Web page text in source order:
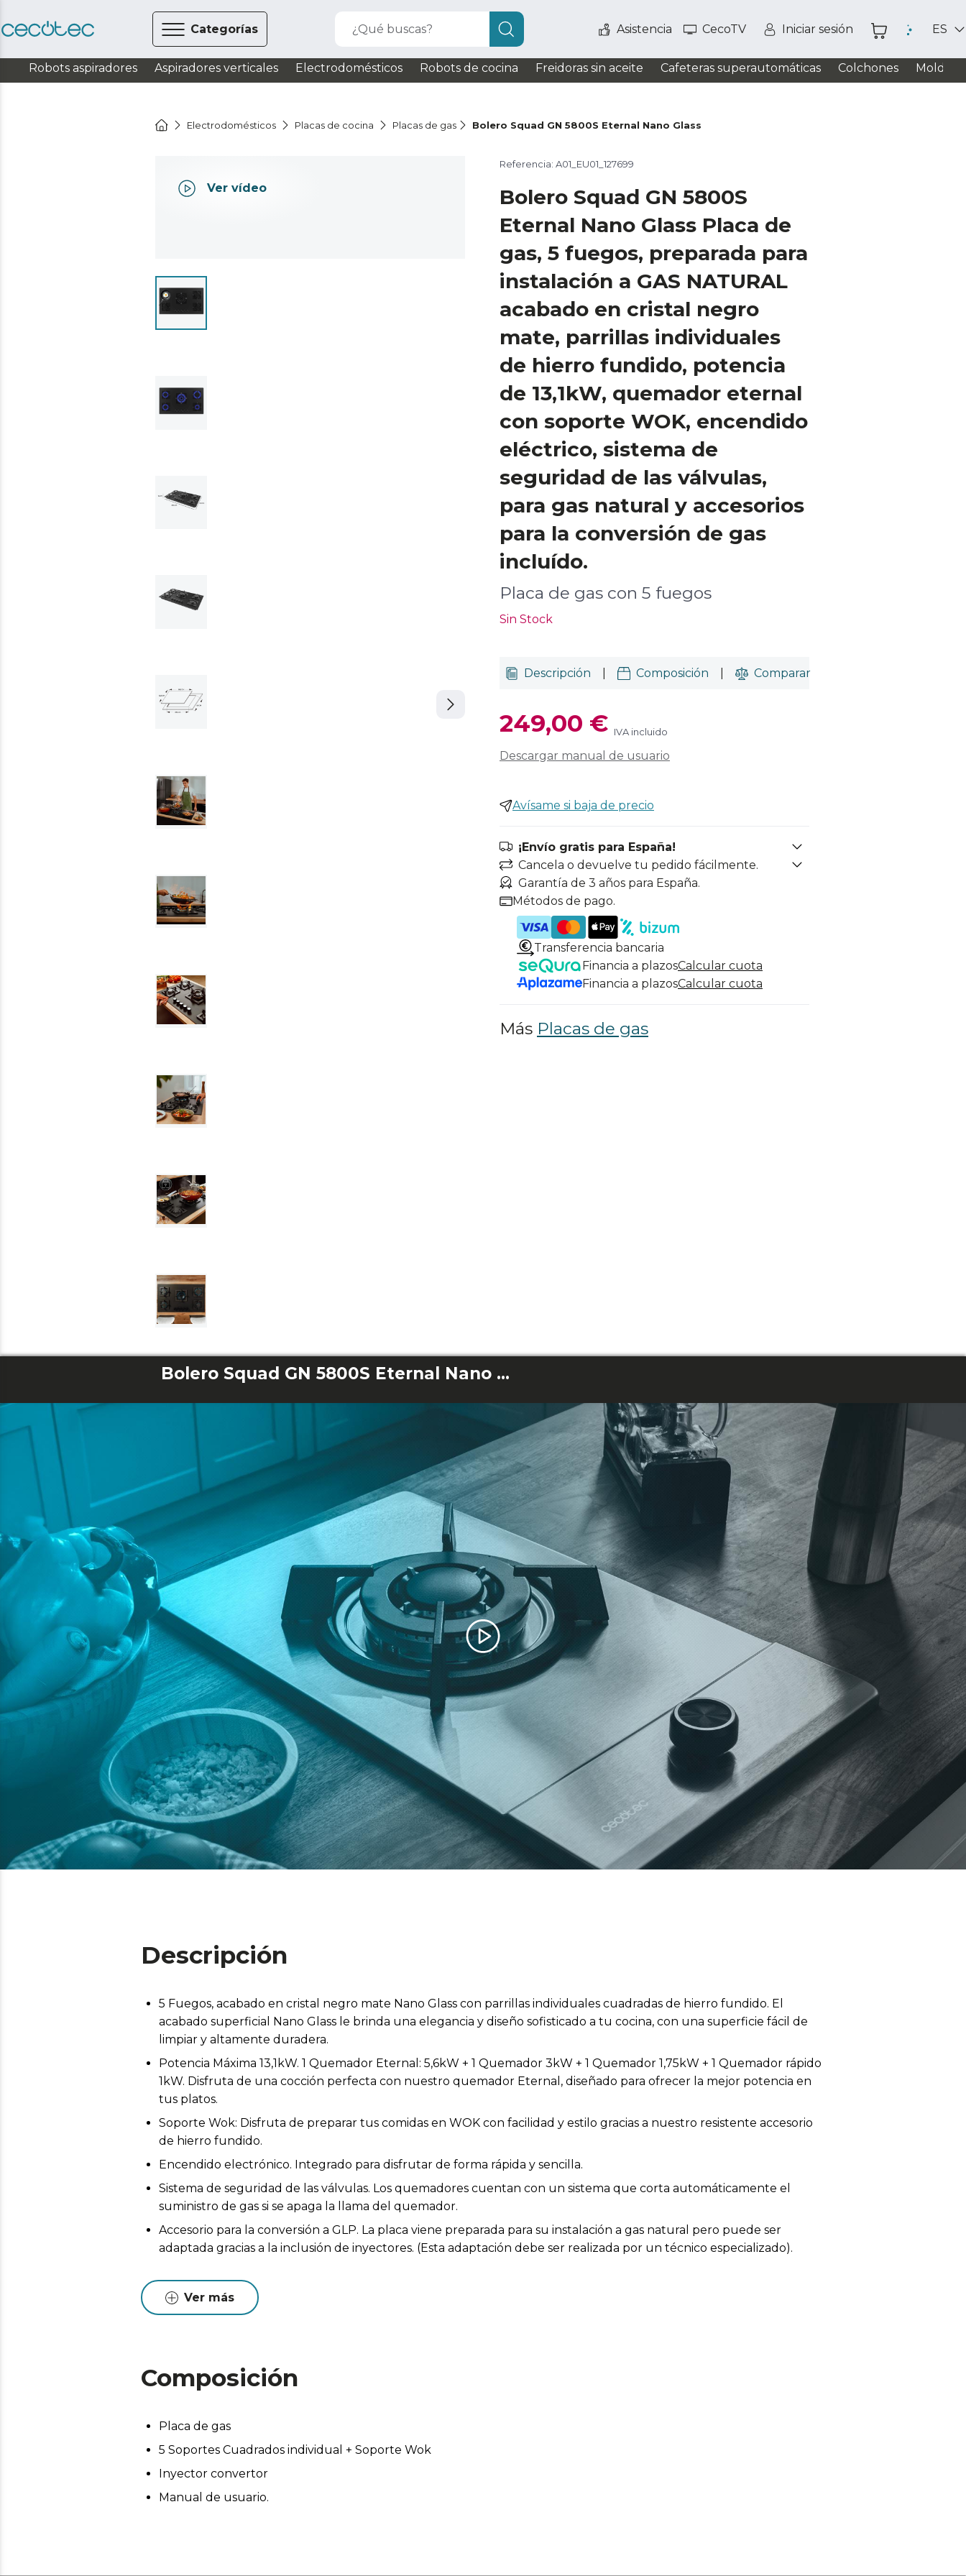
Categorías ¿Qué buscas? Asistencia CecoTV Iniciar sesión ES
Robots aspiradores Aspiradores verticales Electrodomésticos Robots de cocina Freidoras sin aceite Cafeteras superautomáticas Colchones
Electrodomésticos Placas de cocina Placas de gas Bolero Squad GN 5800S Eternal Nano Glass
Ver vídeo
Referencia: A01_EU01_127699
Bolero Squad GN 5800S
Eternal Nano Glass Placa de
gas, 5 fuegos, preparada para
instalación a GAS NATURAL
acabado en cristal negro
mate, parrillas individuales
de hierro fundido, potencia
de 13,1kW, quemador eternal
con soporte WOK, encendido
eléctrico, sistema de
seguridad de las válvulas,
para gas natural y accesorios
para la conversión de gas
incluído.
Placa de gas con 5 fuegos
Sin Stock
Descripción Composición Comparar
249,00 € IVA incluido
Descargar manual de usuario
Avísame si baja de precio
¡Envío gratis para España!
Cancela o devuelve tu pedido fácilmente.
Garantía de 3 años para España.
Métodos de pago.
Transferencia bancaria
Financia a plazosCalcular cuota
Financia a plazosCalcular cuota
Más Placas de gas
Bolero Squad GN 5800S Eternal Nano Glass
Descripción
5 Fuegos, acabado en cristal negro mate Nano Glass con parrillas individuales cuadradas de hierro fundido. El
acabado superficial Nano Glass le brinda una elegancia y diseño sofisticado a tu cocina, con una superficie fácil de
limpiar y altamente duradera.
Potencia Máxima 13,1kW. 1 Quemador Eternal: 5,6kW + 1 Quemador 3kW + 1 Quemador 1,75kW + 1 Quemador rápido
1kW. Disfruta de una cocción perfecta con nuestro quemador Eternal, diseñado para ofrecer la mejor potencia en
tus platos.
Soporte Wok: Disfruta de preparar tus comidas en WOK con facilidad y estilo gracias a nuestro resistente accesorio
de hierro fundido.
Encendido electrónico. Integrado para disfrutar de forma rápida y sencilla.
Sistema de seguridad de las válvulas. Los quemadores cuentan con un sistema que corta automáticamente el
suministro de gas si se apaga la llama del quemador.
Accesorio para la conversión a GLP. La placa viene preparada para su instalación a gas natural pero puede ser
adaptada gracias a la inclusión de inyectores. (Esta adaptación debe ser realizada por un técnico especializado).
Ver más
Composición
Placa de gas
5 Soportes Cuadrados individual + Soporte Wok
Inyector convertor
Manual de usuario.